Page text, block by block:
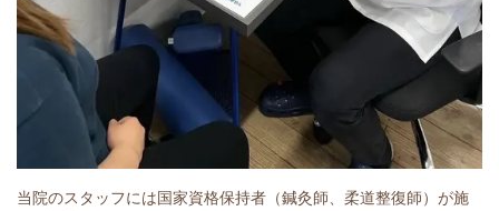
当院のスタッフには国家資格保持者（鍼灸師、柔道整復師）が施